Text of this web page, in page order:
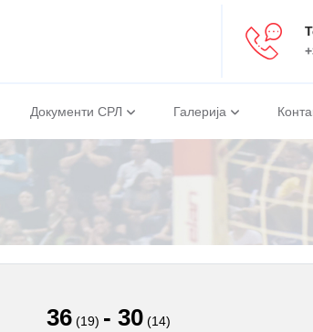
Документи СРЛ Галерија
36 (19) - 30 (14)